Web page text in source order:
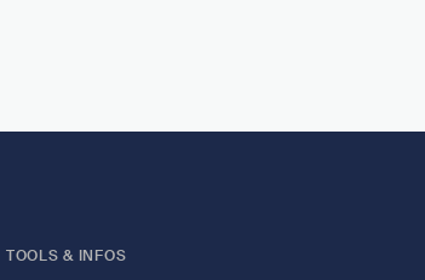
TOOLS & INFOS